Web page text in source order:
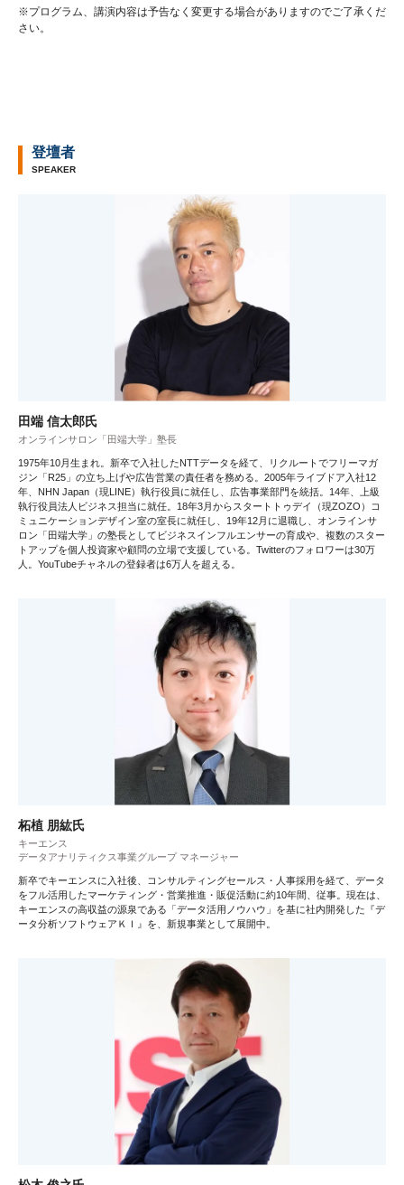
※プログラム、講演内容は予告なく変更する場合がありますのでご了承くだ
さい。
登壇者
SPEAKER
田端 信太郎氏
オンラインサロン「田端大学」塾長
1975年10月生まれ。新卒で入社したNTTデータを経て、リクルートでフリーマガ
ジン「R25」の立ち上げや広告営業の責任者を務める。2005年ライブドア入社12
年、NHN Japan（現LINE）執行役員に就任し、広告事業部門を統括。14年、上級
執行役員法人ビジネス担当に就任。18年3月からスタートトゥデイ（現ZOZO）コ
ミュニケーションデザイン室の室長に就任し、19年12月に退職し、オンラインサ
ロン「田端大学」の塾長としてビジネスインフルエンサーの育成や、複数のスター
トアップを個人投資家や顧問の立場で支援している。Twitterのフォロワーは30万
人。YouTubeチャネルの登録者は6万人を超える。
柘植 朋紘氏
キーエンス
データアナリティクス事業グループ マネージャー
新卒でキーエンスに入社後、コンサルティングセールス・人事採用を経て、データ
をフル活用したマーケティング・営業推進・販促活動に約10年間、従事。現在は、
キーエンスの高収益の源泉である「データ活用ノウハウ」を基に社内開発した『デ
ータ分析ソフトウェアＫＩ』を、新規事業として展開中。